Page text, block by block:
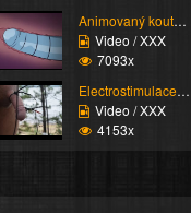
Animovaný koutek vol.1...
Video / XXX
7093x
Electrostimulace pinďo...
Video / XXX
4153x